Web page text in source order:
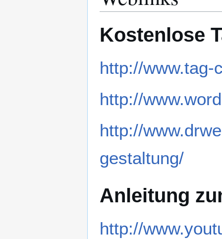
Kostenlose
http://www.tag-
http://
http://
gestaltung/
Anleitung
http://